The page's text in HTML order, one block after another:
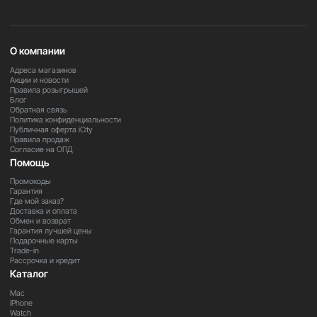
Важно
и приложения могут быть ограничены. Для уточнения
информации обратитесь к нашим менеджерам.
Закажите прямо сейчас
Оформите заказ на iPad mini 7 A17 Pro уже сегодня и
получите компактный и мощный планшет, который
всегда с вами.
О компании
Адреса магазинов
Акции и новости
Правила розыгрышей
Блог
Обратная связь
Политика конфиденциальности
Публичная оферта iCity
Правила продаж
Согласие на ОПД
Помощь
Промокоды
Гарантия
Где мой заказ?
Доставка и оплата
Обмен и возврат
Гарантия лучшей цены
Подарочные карты
Trade-in
Рассрочка и кредит
Каталог
Mac
iPhone
Watch